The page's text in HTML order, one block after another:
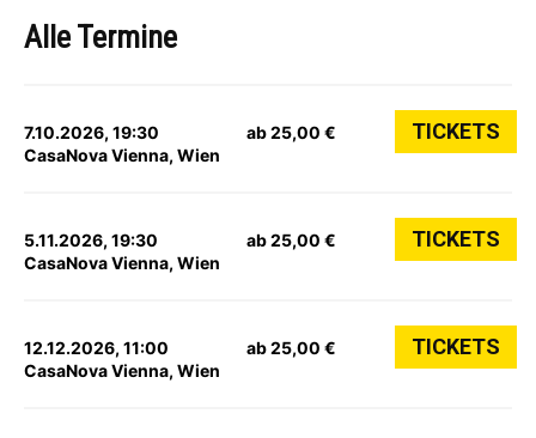
Alle Termine
7.10.2026, 19:30
CasaNova Vienna, Wien
ab 25,00 € TICKETS
5.11.2026, 19:30
CasaNova Vienna, Wien
ab 25,00 € TICKETS
12.12.2026, 11:00
CasaNova Vienna, Wien
ab 25,00 € TICKETS